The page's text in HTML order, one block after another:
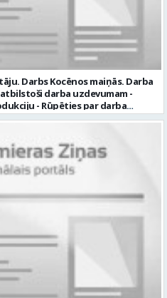
Darbs Kocēnos maiņās. Darba
darba uzdevumam -
- Rūpēties par darba
1200 bruto (atkarīgs no
algu - Profesionālus un
28319289 Profesija:
izmaksas veids: Laika darba alga
iela 2, Kocēni, Kocēnu pag.,
slodze Darbības joma: Ražošana
2027-09-07 Darba sākšanas
Davids Pavlovs